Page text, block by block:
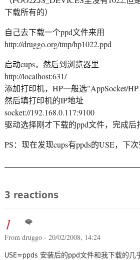
下载所有的）
自己去下载一个ppd文件来用
http://druggo.org/tmp/hp1022.ppd
启动cups，然后到浏览器里
http://localhost:631/
添加打印机，HP一般选"AppSocket/HP
然后填打印机的IP地址
socket://192.168.0.117:9100
驱动选择刚才下载的ppd文件，完成后
PS：现在发现cups有ppds的USE，下
3 reactions
1
From druggo - 20/02/2008, 14:24
USE=ppds 安装后的ppd文件和我下载的几